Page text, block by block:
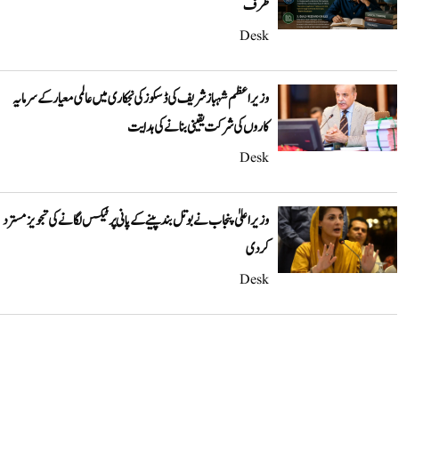
طرف
Desk
وزیراعظم شہباز شریف کی ڈسکوز کی نجکاری میں عالمی معیار کے سرمایہ
کاروں کی شرکت یقینی بنانے کی ہدایت
Desk
وزیراعلیٰ پنجاب نے بوتل بند پینے کے پانی پر ٹیکس لگانے کی تجویز مسترد
کر دی
Desk